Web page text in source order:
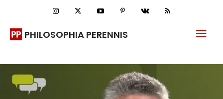
PHILOSOPHIA PERENNIS